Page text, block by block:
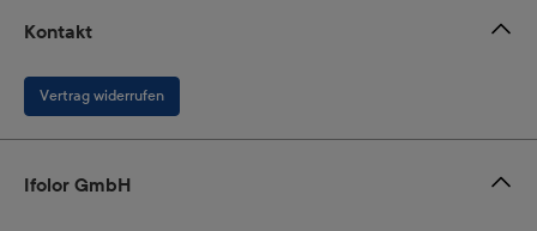
Kontakt
Vertrag widerrufen
Ifolor GmbH